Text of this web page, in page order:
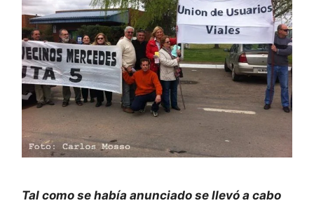
Tal como se había anunciado se llevó a cabo